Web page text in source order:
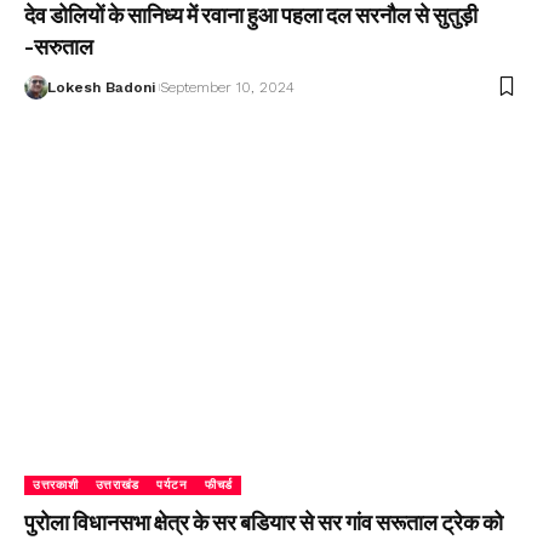
देव डोलियों के सानिध्य में रवाना हुआ पहला दल सरनौल से सुतुड़ी
-सरुताल
Lokesh Badoni September 10, 2024
उत्तरकाशी उत्तराखंड पर्यटन फीचर्ड
पुरोला विधानसभा क्षेत्र के सर बडियार से सर गांव सरूताल ट्रेक को